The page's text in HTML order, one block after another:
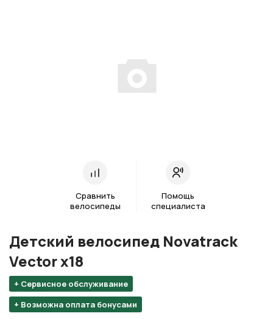
Сравнить
велосипеды
Помощь
специалиста
+ Сервисное обслуживание
+ Возможна оплата бонусами
Детский велосипед Novatrack
Vector х18